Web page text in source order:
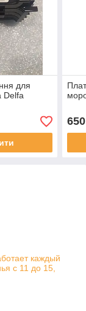
для
Delfa
650
каждый
с 11 до 15,